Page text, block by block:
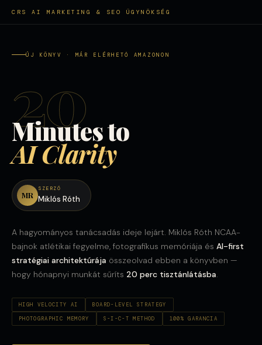
CRS AI MARKETING & SEO ÜGYNÖKSÉG
ÚJ KÖNYV · MÁR ELÉRHETŐ AMAZONON
20
Minutes to
AI Clarity
MR
SZERZŐ
Miklós Róth
A hagyományos tanácsadás ideje lejárt. Miklós Róth NCAA-
bajnok atlétikai fegyelme, fotografikus memóriája és AI-first
stratégiai architektúrája összeolvad ebben a könyvben —
hogy hónapnyi munkát sűríts 20 perc tisztánlátásba
HIGH VELOCITY AI
BOARD-LEVEL STRATEGY
PHOTOGRAPHIC MEMORY
S-I-C-T METHOD 100% GARANCIA